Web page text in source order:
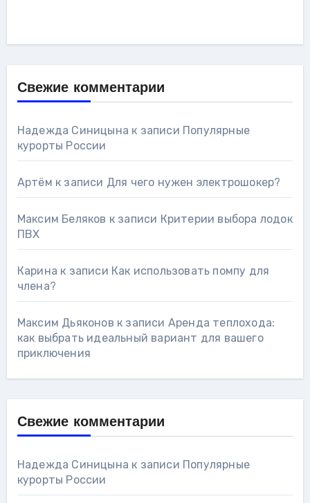
Свежие комментарии
Надежда Синицына к записи Популярные
курорты России
Артём к записи Для чего нужен электрошокер?
Максим Беляков к записи Критерии выбора лодок
ПВХ
Карина к записи Как использовать помпу для
члена?
Максим Дьяконов к записи Аренда теплохода:
как выбрать идеальный вариант для вашего
приключения
Свежие комментарии
Надежда Синицына к записи Популярные
курорты России